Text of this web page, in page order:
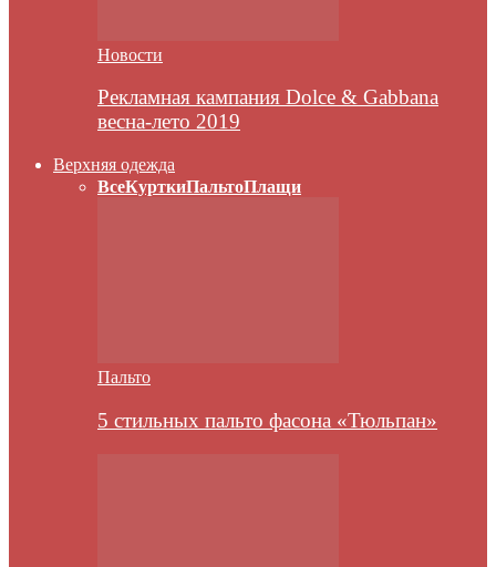
Новости
Рекламная кампания Dolce & Gabbana
весна-лето 2019
Верхняя одежда
ВсеКурткиПальтоПлащи
Пальто
5 стильных пальто фасона «Тюльпан»